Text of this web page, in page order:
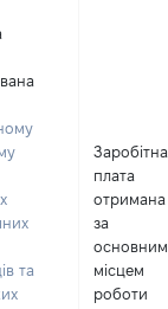
та
Заробітна
плата
отримана
за
основним
місцем
роботи